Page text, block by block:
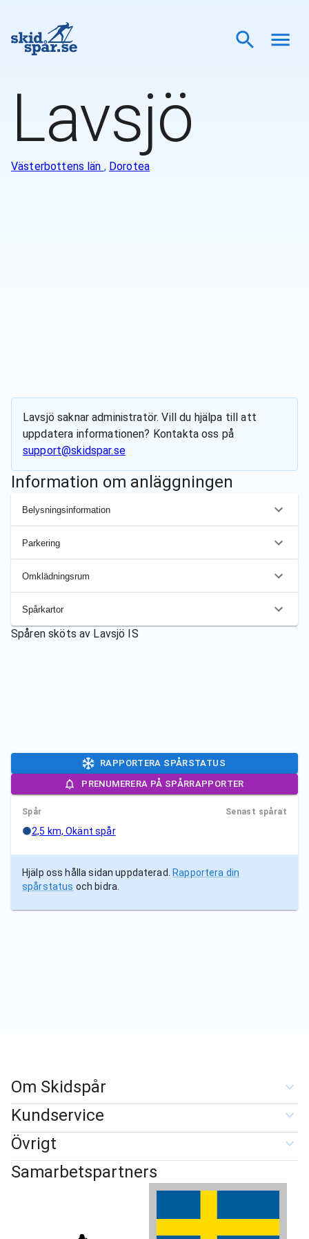
Lavsjö
Västerbottens län , Dorotea
Lavsjö saknar administratör. Vill du hjälpa till att
uppdatera informationen? Kontakta oss på
support@skidspar.se
Information om anläggningen
Belysningsinformation
Parkering
Omklädningsrum
Spårkartor
Spåren sköts av Lavsjö IS
RAPPORTERA SPÅRSTATUS
PRENUMERERA PÅ SPÅRRAPPORTER
Spår Senast spårat
2,5 km, Okänt spår
Hjälp oss hålla sidan uppdaterad.
Rapportera din
spårstatus och bidra.
Om Skidspår
Kundservice
Övrigt
Samarbetspartners